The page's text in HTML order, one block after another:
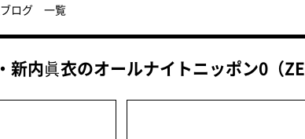
ログ 一覧
新内眞衣のオールナイトニッポン0（